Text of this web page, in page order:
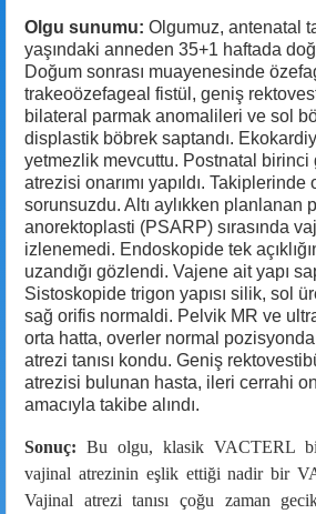
Olgu sunumu: Olgumuz, antenatal
yaşındaki anneden 35+1 haftada
Doğum sonrası muayenesinde
trakeoözefageal fistül, geniş
bilateral parmak anomalileri ve sol
displastik böbrek saptandı.
yetmezlik mevcuttu. Postnatal birinci
atrezisi onarımı yapıldı.
sorunsuzdu. Altı aylıkken planlanan
anorektoplasti (PSARP) sırasında
izlenemedi. Endoskopide tek
uzandığı gözlendi. Vajene ait yapı
Sistoskopide trigon yapısı silik, sol
sağ orifis normaldi. Pelvik MR ve
orta hatta, overler normal
atrezi tanısı kondu. Geniş
atrezisi bulunan hasta, ileri cerrahi
amacıyla takibe alındı.
Sonuç: Bu olgu, klasik VACTERL
vajinal atrezinin eşlik ettiği nadir bir
Vajinal atrezi tanısı çoğu zaman